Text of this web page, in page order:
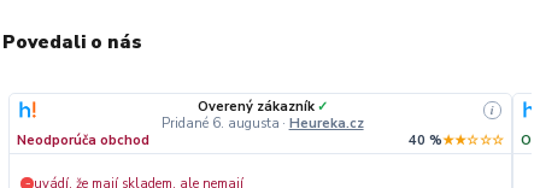
Povedali o nás
Overený zákazník ✓
Pridané 6. augusta · Heureka.cz
i
Neodporúča obchod 40 %★★☆☆☆
− uvádí, že mají skladem, ale nemají